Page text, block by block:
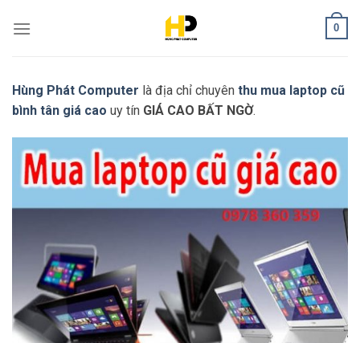
0
Hùng Phát Computer là địa chỉ chuyên thu mua laptop cũ
bình tân giá cao uy tín GIÁ CAO BẤT NGỜ.